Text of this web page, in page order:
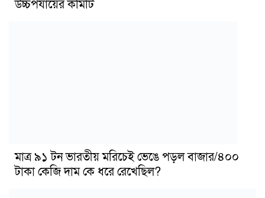
উচ্চপর্যায়ের কমিটি
মাত্র ৯১ টন ভারতীয় মরিচেই ভেঙে পড়ল বাজার/৪০০
টাকা কেজি দাম কে ধরে রেখেছিল?